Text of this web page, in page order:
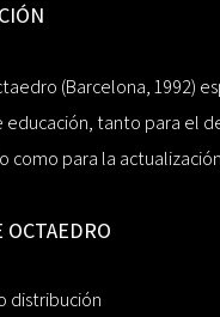
(Barcelona, 1992)
educación, tanto para el
como para la
OCTAEDRO
distribución